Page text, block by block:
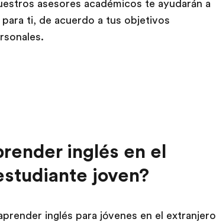
asesores académicos te ayudarán a
ti, de acuerdo a tus objetivos
inglés en el
joven?
inglés para jóvenes en el extranjero